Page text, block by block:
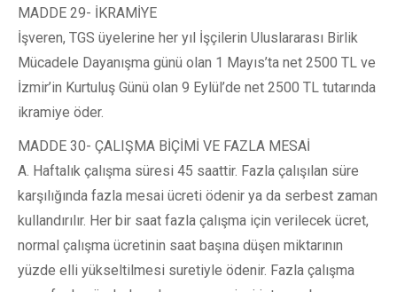
MADDE 29- İKRAMİYE
İşveren, TGS üyelerine her yıl İşçilerin Uluslararası Birlik
Mücadele Dayanışma günü olan 1 Mayıs’ta net 2500 TL ve
İzmir’in Kurtuluş Günü olan 9 Eylül’de net 2500 TL tutarında
ikramiye öder.
MADDE 30- ÇALIŞMA BİÇİMİ VE FAZLA MESAİ
A. Haftalık çalışma süresi 45 saattir. Fazla çalışılan süre
karşılığında fazla mesai ücreti ödenir ya da serbest zaman
kullandırılır. Her bir saat fazla çalışma için verilecek ücret,
normal çalışma ücretinin saat başına düşen miktarının
yüzde elli yükseltilmesi suretiyle ödenir. Fazla çalışma